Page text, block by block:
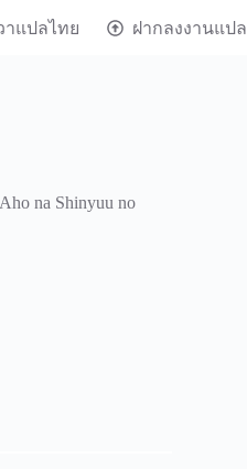
าแปลไทย ฝากลงงานแปล
na Shinyuu no